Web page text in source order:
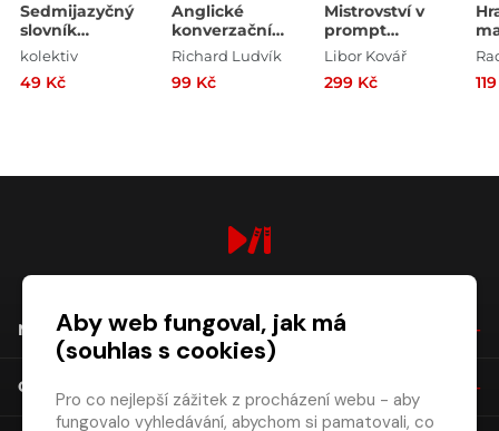
Sedmijazyčný
slovník
vulgarismů
kolektiv
49 Kč
Anglické
konverzační
otázky a
středně
Richard Ludvík
99 Kč
Mistrovství v
prompt
inženýrství
Libor Kovář
299 Kč
NÁKUP
O SPOLEČNOSTI
Aby web fungoval, jak má
(souhlas s cookies)
Pro co nejlepší zážitek z procházení webu - aby
fungovalo vyhledávání, abychom si pamatovali, co